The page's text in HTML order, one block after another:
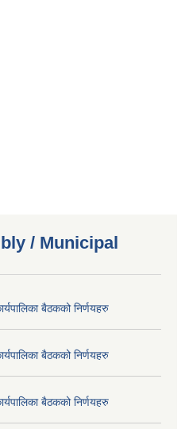
/ Municipal
बैठकको निर्णयहरु
बैठकको निर्णयहरु
बैठकको निर्णयहरु